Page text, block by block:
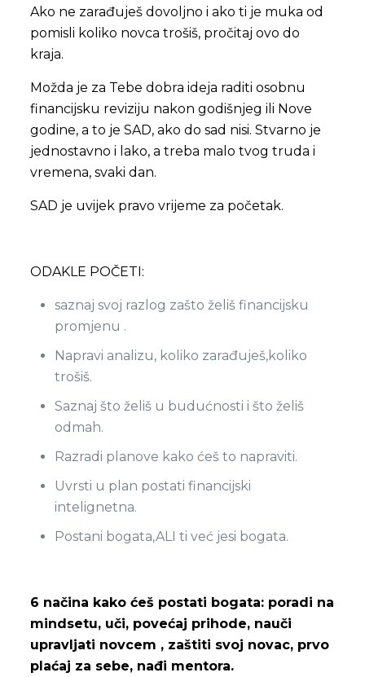
Ako ne zarađuješ dovoljno i ako ti je muka od
pomisli koliko novca trošiš, pročitaj ovo do
kraja.
Možda je za Tebe dobra ideja raditi osobnu
financijsku reviziju nakon godišnjeg ili Nove
godine, a to je SAD, ako do sad nisi. Stvarno je
jednostavno i lako, a treba malo tvog truda i
vremena, svaki dan.
SAD je uvijek pravo vrijeme za početak.
ODAKLE POČETI:
saznaj svoj razlog zašto želiš financijsku
promjenu .
Napravi analizu, koliko zarađuješ,koliko
trošiš.
Saznaj što želiš u budućnosti i što želiš
odmah.
Razradi planove kako ćeš to napraviti.
Uvrsti u plan postati financijski
intelignetna.
Postani bogata,ALI ti već jesi bogata.
6 načina kako ćeš postati bogata: poradi na
mindsetu, uči, povećaj prihode, nauči
upravljati novcem , zaštiti svoj novac, prvo
plaćaj za sebe, nađi mentora.